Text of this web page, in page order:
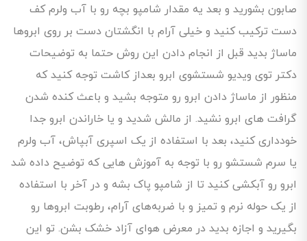
صابون بشورید و بعد یه مقدار شامپو بچه رو با آب ولرم کف
دست ترکیب کنید و خیلی آرام با انگشتان دست بر روی ابروها
ماساژ بدید قبل از انجام دادن این روش حتما به توضیحات
دکتر توی ویدیو شستشوی ابرو بعداز کاشت توجه کنید که
منظور از ماساژ دادن ابرو رو متوجه بشید و باعث کنده شدن
گرافت های ابرو نشید. از مالش شدید و یا خاراندن ابرو جدا
خودداری کنید، بعد با استفاده از یک اسپری آبپاش، آب ولرم
یا سرم شستشو رو با توجه به آموزش هایی که توضیح داده شد
ابرو رو آبکشی کنید تا از شامپو پاک بشه و در آخر با استفاده
از یک حوله نرم و تمیز و با ضربه‌های آرام، رطوبت ابروها رو
بگیرید و اجازه بدید در معرض هوای آزاد خشک بشن. تو این